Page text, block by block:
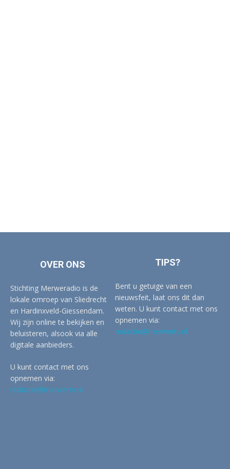
OVER ONS
Stichting Merweradio is de
lokale omroep van Sliedrecht
en Hardinxveld-Giessendam.
Wij zijn online te bekijken en
beluisteren, alsook via alle
digitale aanbieders.
U kunt contact met ons
opnemen via:
redactie@merwertv.nl
TIPS?
Bent u getuige van een
nieuwsfeit, laat ons dit dan
weten. U kunt contact met ons
opnemen via:
redactie@merwertv.nl